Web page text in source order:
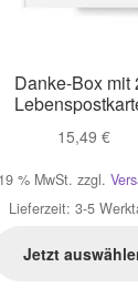
Danke-Box mit
15,49€
% MwSt. zzgl.
Lieferzeit:3-5
Jetzt